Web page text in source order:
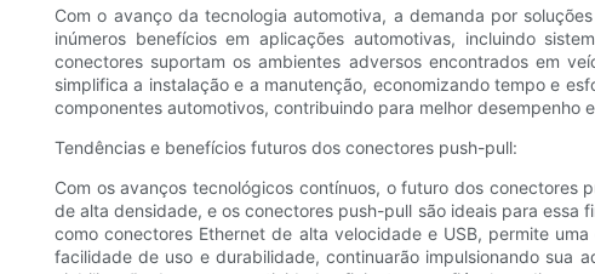
Com o avanço da tecnologia automotiva, a demanda por
inúmeros benefícios em aplicações automotivas, incluindo
conectores suportam os ambientes adversos encontrados em
simplifica a instalação e a manutenção, economizando tempo e
componentes automotivos, contribuindo para melhor desempenho
Tendências e benefícios futuros dos conectores push-pull:
Com os avanços tecnológicos contínuos, o futuro dos
de alta densidade, e os conectores push-pull são ideais para
como conectores Ethernet de alta velocidade e USB, permite
facilidade de uso e durabilidade, continuarão impulsionando sua